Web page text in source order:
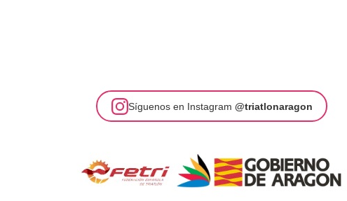
Síguenos en Instagram @triatlonaragon